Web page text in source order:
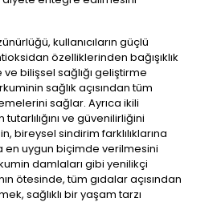
kullanıcıların güçlü
özelliklerinden bağışıklık
bilişsel sağlığı geliştirme
sağlık açısından tüm
sağlar. Ayrıca ikili
ve güvenilirliğini
bireysel sindirim farklılıklarına
en uygun biçimde verilmesini
damlaları gibi yenilikçi
ötesinde, tüm gıdalar açısından
sağlıklı bir yaşam tarzı